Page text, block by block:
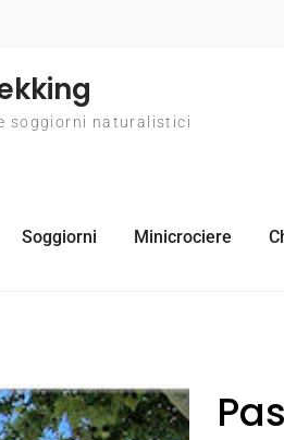
soggiorni naturalistici
Soggiorni Minicrociere